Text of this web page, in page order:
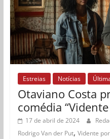
Estreias Notícias
Otaviano Costa
comédia
17 de abril de 2024
Rodrigo Van der Put, Vidente